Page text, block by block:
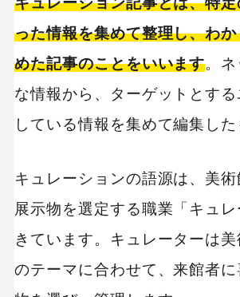
独自コンテンツに仕上げる
コンセプトに合った記事を作成
キュレーションサイトで愛される
ましょう
った情報を集めて整理し、わ
めた記事のことをいいます。
な情報から、ターゲットとす
している情報を集めて編集した
キュレーションの語源は、美
展示物を選定する職業「キュ
きています。キュレーターは
のテーマに合わせて、来館者